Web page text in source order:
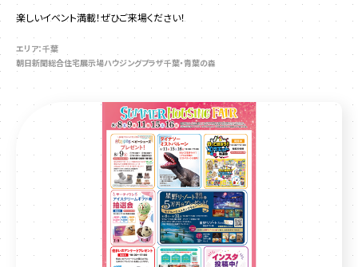
楽しいイベント満載！ぜひご来場ください！
エリア：千葉
朝日新聞総合住宅展示場ハウジングプラザ千葉・青葉の森